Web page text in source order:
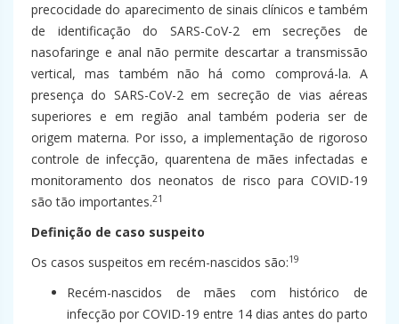
precocidade do aparecimento de sinais clínicos e também
de identificação do SARS-CoV-2 em secreções de
nasofaringe e anal não permite descartar a transmissão
vertical, mas também não há como comprová-la. A
presença do SARS-CoV-2 em secreção de vias aéreas
superiores e em região anal também poderia ser de
origem materna. Por isso, a implementação de rigoroso
controle de infecção, quarentena de mães infectadas e
monitoramento dos neonatos de risco para COVID-19
são tão importantes.21
Definição de caso suspeito
Os casos suspeitos em recém-nascidos são:19
Recém-nascidos de mães com histórico de
infecção por COVID-19 entre 14 dias antes do parto